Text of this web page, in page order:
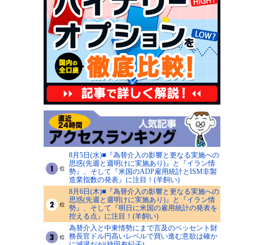
8月5日(水)■『為替介入の影響と更なる実施への
思惑(先週と週明けに実施あり)』と『イラン情
勢』、そして『米国のADP雇用統計とISM非製
造業指数の発表』に注目！(羊飼い)
8月6日(木)■『為替介入の影響と更なる実施への
思惑(先週と週明けに実施あり)』と『イラン情
勢』、そして『明日に米国の雇用統計の発表を
控える点』に注目！(羊飼い)
為替介入と中東情勢にまで言及のベッセント財
務長官ドル円高いレベルで買い進む意欲は確か